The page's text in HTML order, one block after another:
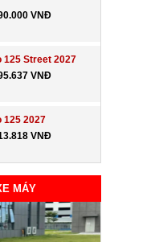
VNĐ
125 Street 2027
VNĐ
125 2027
VNĐ
MÁY